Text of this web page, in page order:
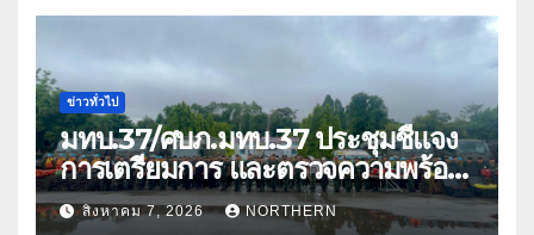
ข่าวทั่วไป
มทบ.37/ศบภ.มทบ.37 ประชุมชี้แจง
การเตรียมการ และตรวจความพร้อม
ด้านการบรรเทาสาธารณภัย
สิงหาคม 7, 2026 NORTHERN